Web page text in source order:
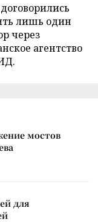
лишь один
через
агентство
мостов
для